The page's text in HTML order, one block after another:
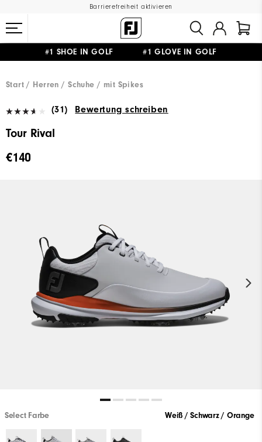
Barrierefreiheit aktivieren
#1 SHOE IN GOLF #1 GLOVE IN GOLF
Start
Herren Schuhe mit Spikes
(31) Bewertung schreiben
Tour Rival
€140
Select Farbe Weiß / Schwarz / Orange